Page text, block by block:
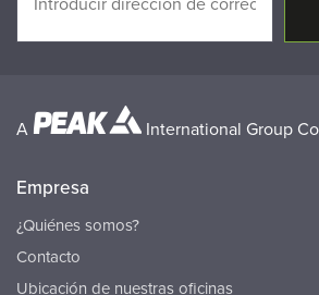
A International Group
Empresa
¿Quiénes somos?
Contacto
Ubicación de nuestras oficinas